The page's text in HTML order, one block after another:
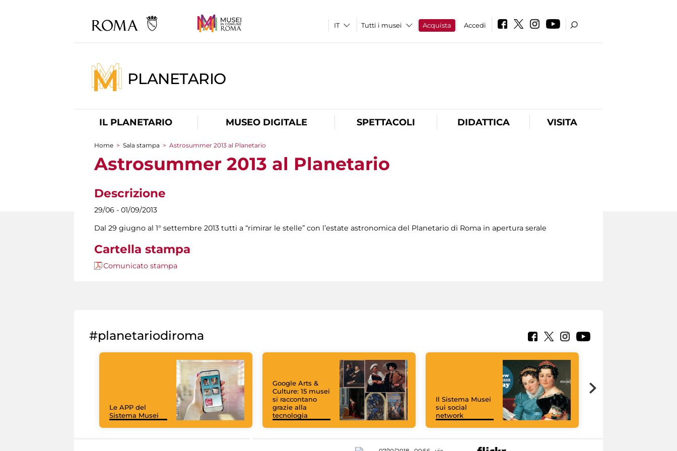
Tutti i musei Acquista Accedi
PLANETARIO
IL PLANETARIO MUSEO DIGITALE SPETTACOLI DIDATTICA VISITA
Tu sei qui
Home > Sala stampa > Astrosummer 2013 al Planetario
Astrosummer 2013 al Planetario
Descrizione
29/06 - 01/09/2013
Dal 29 giugno al 1° settembre 2013 tutti a “rimirar le stelle” con l’estate astronomica del Planetario di Roma in apertura serale
Cartella stampa
Comunicato stampa
#planetariodiroma
Le APP del
Sistema Musei
Google Arts &
Culture: 15 musei
si raccontano
grazie alla
tecnologia
Il Sistema Musei
sui social
network